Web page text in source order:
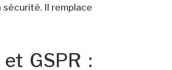
sécurité. Il remplace
GSPR :